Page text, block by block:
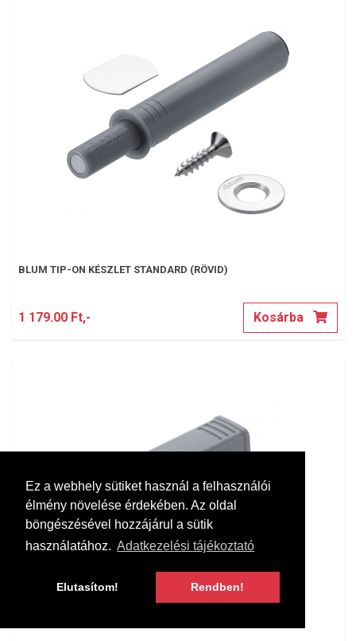
Ez a webhely sütiket használ a felhasználói
élmény növelése érdekében. Az oldal
böngészésével hozzájárul a sütik
használatához. Adatkezelési tájékoztató
Elutasítom! Rendben!
BLUM TIP-ON KÉSZLET STANDARD (RÖVID)
1 179.00 Ft,- Kosárba